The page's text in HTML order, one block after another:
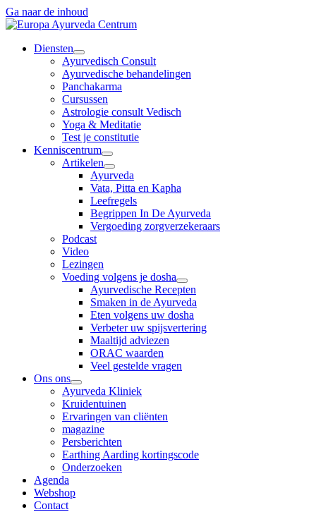
Ga naar de inhoud
Diensten
Ayurvedisch Consult
Ayurvedische behandelingen
Panchakarma
Cursussen
Astrologie consult Vedisch
Yoga & Meditatie
Test je constitutie
Kenniscentrum
Artikelen
Ayurveda
Vata, Pitta en Kapha
Leefregels
Begrippen In De Ayurveda
Vergoeding zorgverzekeraars
Podcast
Video
Lezingen
Voeding volgens je dosha
Ayurvedische Recepten
Smaken in de Ayurveda
Eten volgens uw dosha
Verbeter uw spijsvertering
Maaltijd adviezen
ORAC waarden
Veel gestelde vragen
Ons ons
Ayurveda Kliniek
Kruidentuinen
Ervaringen van cliënten
magazine
Persberichten
Earthing Aarding kortingscode
Onderzoeken
Agenda
Webshop
Contact